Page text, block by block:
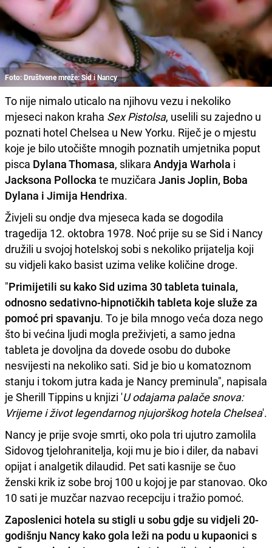
Foto: Društvene mreže: Sid i Nancy
To nije nimalo uticalo na njihovu vezu i nekoliko
mjeseci nakon kraha Sex Pistolsa, uselili su zajedno u
poznati hotel Chelsea u New Yorku. Riječ je o mjestu
koje je bilo utočište mnogih poznatih umjetnika poput
pisca Dylana Thomasa, slikara Andyja Warhola i
Jacksona Pollocka te muzičara Janis Joplin, Boba
Dylana i Jimija Hendrixa.
Živjeli su ondje dva mjeseca kada se dogodila
tragedija 12. oktobra 1978. Noć prije su se Sid i Nancy
družili u svojoj hotelskoj sobi s nekoliko prijatelja koji
su vidjeli kako basist uzima velike količine droge.
"Primijetili su kako Sid uzima 30 tableta tuinala,
odnosno sedativno-hipnotičkih tableta koje služe za
pomoć pri spavanju. To je bila mnogo veća doza nego
što bi većina ljudi mogla preživjeti, a samo jedna
tableta je dovoljna da dovede osobu do duboke
nesvijesti na nekoliko sati. Sid je bio u komatoznom
stanju i tokom jutra kada je Nancy preminula", napisala
je Sherill Tippins u knjizi 'U odajama palače snova:
Vrijeme i život legendarnog njujorškog hotela Chelsea'.
Nancy je prije svoje smrti, oko pola tri ujutro zamolila
Sidovog tjelohranitelja, koji mu je bio i diler, da nabavi
opijat i analgetik dilaudid. Pet sati kasnije se čuo
ženski krik iz sobe broj 100 u kojoj je par stanovao. Oko
10 sati je muzčar nazvao recepciju i tražio pomoć.
Zaposlenici hotela su stigli u sobu gdje su vidjeli 20-
godišnju Nancy kako gola leži na podu u kupaonici s